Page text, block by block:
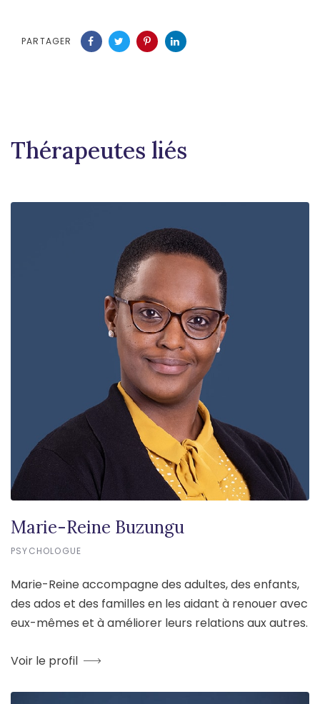
PARTAGER
Thérapeutes liés
Marie-Reine Buzungu
PSYCHOLOGUE
Marie-Reine accompagne des adultes, des enfants,
des ados et des familles en les aidant à renouer avec
eux-mêmes et à améliorer leurs relations aux autres.
Voir le profil